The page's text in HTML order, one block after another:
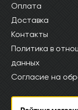
Оплата
Доставка
Контакты
Политика в
данных
Согласие на